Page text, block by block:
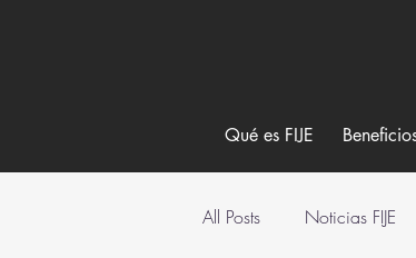
Qué es FIJE
All Posts Noticias FIJE